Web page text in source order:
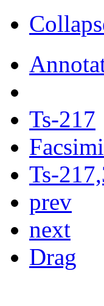
Ts-217
Ts-
prev
next
Drag